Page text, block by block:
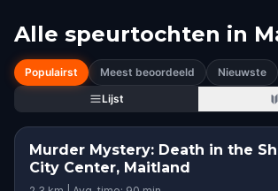
Alle speurtochten in
Populairst Meest beoordeeld
Nieuwste
Lijst
Murder Mystery: Death in the
City Center, Maitland